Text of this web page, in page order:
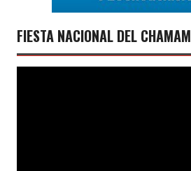
FIESTA NACIONAL DEL